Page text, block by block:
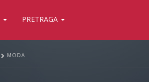
PRETRAGA
MODA